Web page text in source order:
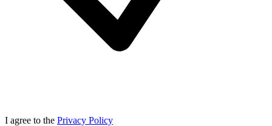
I agree to the Privacy Policy